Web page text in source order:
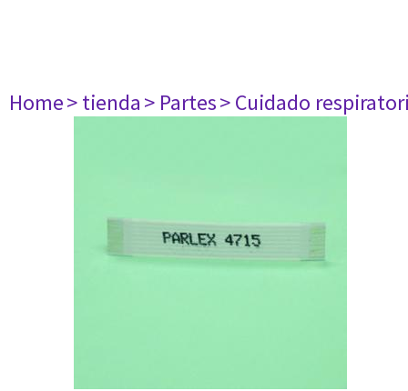
Home> tienda> Partes> Cuidado